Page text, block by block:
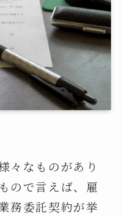
々なものがあり
ので言えば、雇
務委託契約が挙